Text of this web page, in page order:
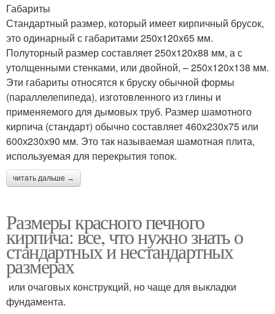
Габариты
Стандартный размер, который имеет кирпичный брусок,
это одинарный с габаритами 250х120х65 мм.
Полуторный размер составляет 250х120х88 мм, а с
утолщенными стенками, или двойной, – 250х120х138 мм.
Эти габариты относятся к бруску обычной формы
(параллелепипеда), изготовленного из глины и
применяемого для дымовых труб. Размер шамотного
кирпича (стандарт) обычно составляет 460х230х75 или
600х230х90 мм. Это так называемая шамотная плита,
используемая для перекрытия топок.
читать дальше →
Размеры красного печного
кирпича: все, что нужно знать о
стандартных и нестандартных
размерах
или очаговых конструкций, но чаще для выкладки
фундамента.